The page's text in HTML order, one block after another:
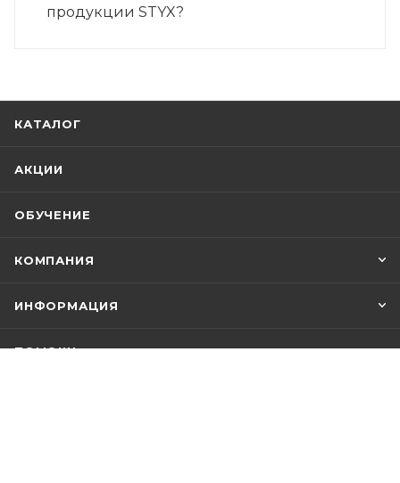
продукции STYX?
КАТАЛОГ
АКЦИИ
ОБУЧЕНИЕ
КОМПАНИЯ
ИНФОРМАЦИЯ
ПОМОЩЬ